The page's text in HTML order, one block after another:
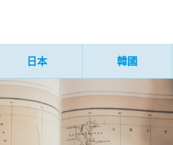
日本 韓國